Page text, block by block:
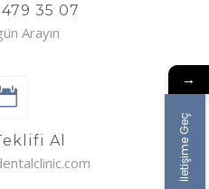
35 07
Arayın
Al
→
İletişime Geç